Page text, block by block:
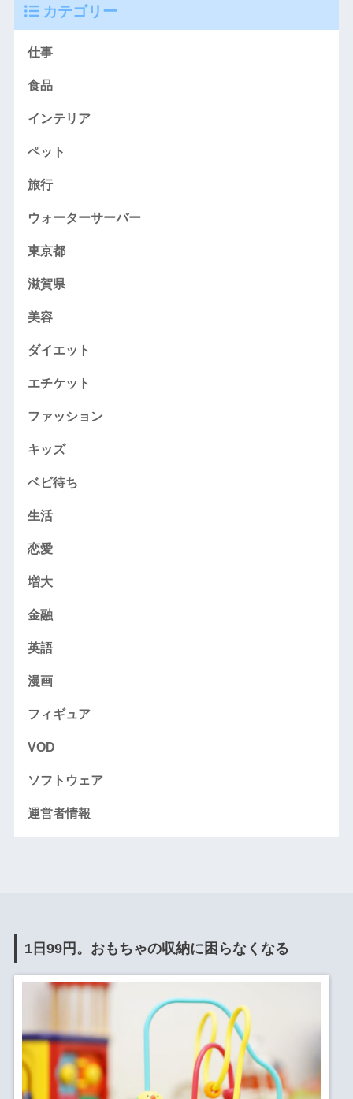
カテゴリー
仕事
食品
インテリア
ペット
旅行
ウォーターサーバー
東京都
滋賀県
美容
ダイエット
エチケット
ファッション
キッズ
ベビ待ち
生活
恋愛
増大
金融
英語
漫画
フィギュア
VOD
ソフトウェア
運営者情報
1日99円。おもちゃの収納に困らなくなる